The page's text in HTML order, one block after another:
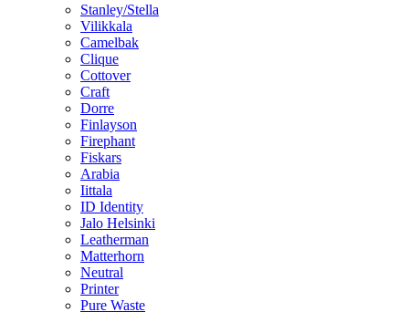
Stanley/Stella
Vilikkala
Camelbak
Clique
Cottover
Craft
Dorre
Finlayson
Firephant
Fiskars
Arabia
Iittala
ID Identity
Jalo Helsinki
Leatherman
Matterhorn
Neutral
Printer
Pure Waste